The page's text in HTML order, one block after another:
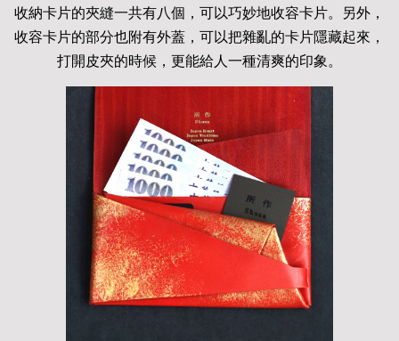
收納卡片的夾縫一共有八個，可以巧妙地收容卡片。另外，
收容卡片的部分也附有外蓋，可以把雜亂的卡片隱藏起來，
打開皮夾的時候，更能給人一種清爽的印象。